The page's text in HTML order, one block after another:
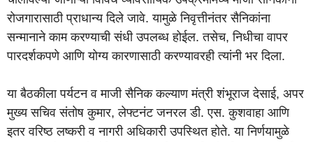
रोजगारासाठी प्राधान्य दिले जावे. यामुळे निवृत्तीनंतर सैनिकांना
सन्मानाने काम करण्याची संधी उपलब्ध होईल. तसेच, निधीचा वापर
पारदर्शकपणे आणि योग्य कारणासाठी करण्यावरही त्यांनी भर दिला.
या बैठकीला पर्यटन व माजी सैनिक कल्याण मंत्री शंभूराज देसाई, अपर
मुख्य सचिव संतोष कुमार, लेफ्टनंट जनरल डी. एस. कुशवाहा आणि
इतर वरिष्ठ लष्करी व नागरी अधिकारी उपस्थित होते. या निर्णयामुळे